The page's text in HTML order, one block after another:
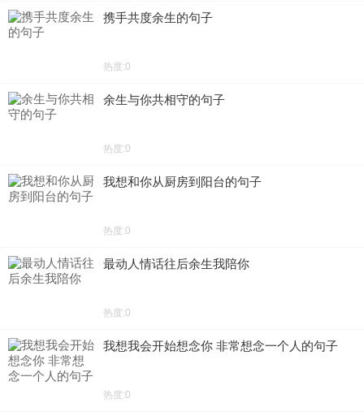
携手共度余生的句子
热度:0
余生与你共相守的句子
热度:0
我想和你从厨房到阳台的句子
热度:0
最动人情话往后余生我陪你
热度:0
我想我会开始想念你 非常想念一个人的句子
热度:0